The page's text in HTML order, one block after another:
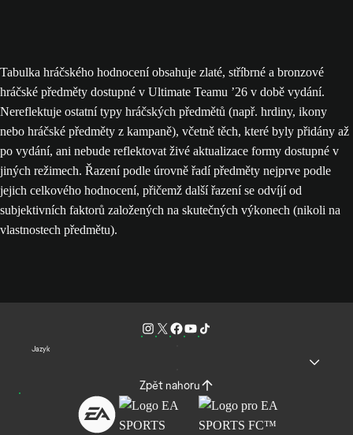
Tabulka hráčského hodnocení obsahuje zlaté, stříbrné a bronzové
hráčské předměty dostupné v Ultimate Teamu ’26 v době vydání.
Nereflektuje ostatní typy hráčských předmětů (např. hrdiny, ikony
nebo hráčské předměty z kampaně), včetně těch, které byly přidány až
po vydání, ani nebude reflektovat živé aktualizace formy dostupné v
jiných režimech. Řazení podle úrovně řadí předměty nejprve podle
jejich celkového hodnocení, přičemž další řazení se odvíjí od
subjektivních faktorů založených na skutečných výkonech (nikoli na
vlastnostech předmětu).
Jazyk
Zpět nahoru